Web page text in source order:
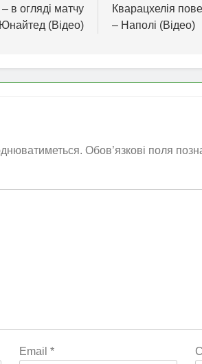
в огляді матчу
(Відео)
Кварацхелія
– Наполі (Відео)
Обов’язкові поля
Email *